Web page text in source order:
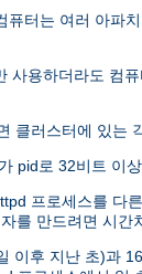
터는 여러 아파
사용하더라도 컴
클러스터에 있는
pid로 32비트 이
프로세스를
를 만드려면 시간
후 지난 초)과